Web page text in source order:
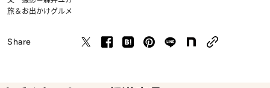
旅＆お出かけグルメ
Share